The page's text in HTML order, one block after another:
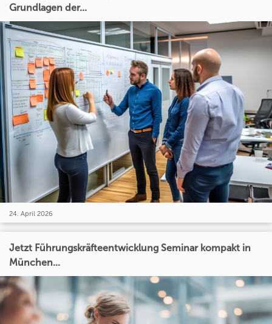
Grundlagen der...
24. April 2026
Jetzt Führungskräfteentwicklung Seminar kompakt in
München...